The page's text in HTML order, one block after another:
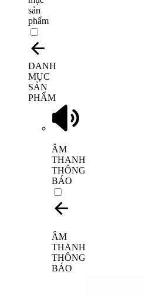
sản
phẩm
DANH
MỤC
SẢN
PHẨM
ÂM
THANH
THÔNG
BÁO
ÂM
THANH
THÔNG
BÁO